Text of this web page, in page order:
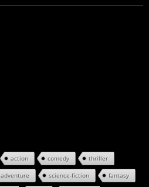
action comedy thriller
adventure science-fiction fantasy